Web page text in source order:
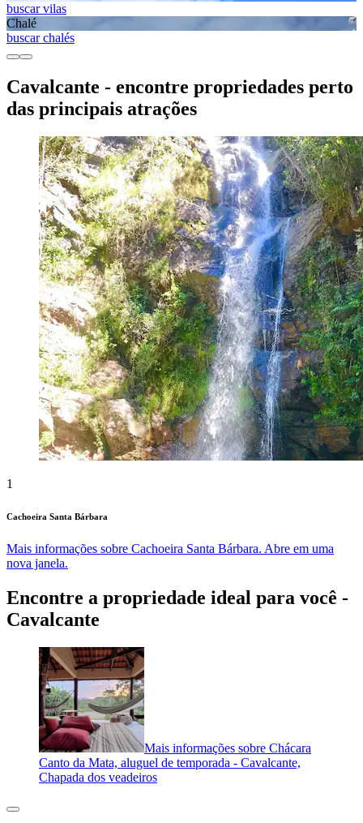
buscar vilas
Chalé
buscar chalés
Cavalcante - encontre propriedades perto
das principais atrações
1
Cachoeira Santa Bárbara
Mais informações sobre Cachoeira Santa Bárbara. Abre em uma
nova janela.
Encontre a propriedade ideal para você -
Cavalcante
Mais informações sobre Chácara
Canto da Mata, aluguel de temporada - Cavalcante,
Chapada dos veadeiros